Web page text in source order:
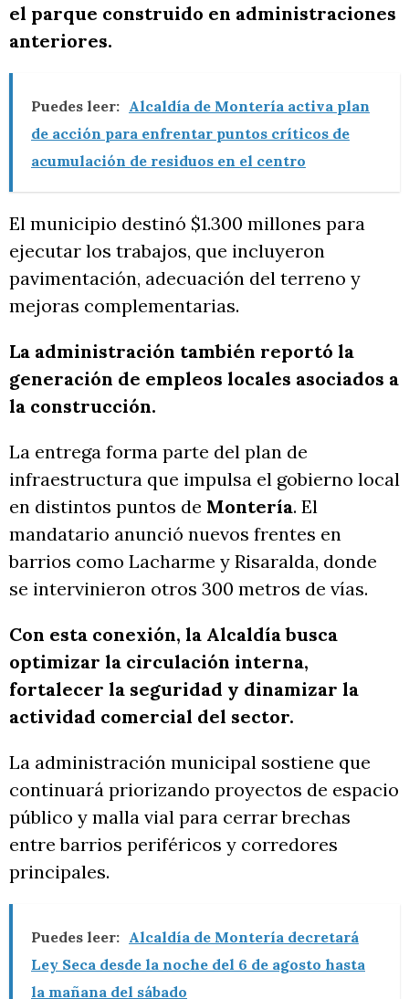
el parque construido en administraciones
anteriores.
Puedes leer: Alcaldía de Montería activa plan
de acción para enfrentar puntos críticos de
acumulación de residuos en el centro
El municipio destinó $1.300 millones para
ejecutar los trabajos, que incluyeron
pavimentación, adecuación del terreno y
mejoras complementarias.
La administración también reportó la
generación de empleos locales asociados a
la construcción.
La entrega forma parte del plan de
infraestructura que impulsa el gobierno local
en distintos puntos de Montería. El
mandatario anunció nuevos frentes en
barrios como Lacharme y Risaralda, donde
se intervinieron otros 300 metros de vías.
Con esta conexión, la Alcaldía busca
optimizar la circulación interna,
fortalecer la seguridad y dinamizar la
actividad comercial del sector.
La administración municipal sostiene que
continuará priorizando proyectos de espacio
público y malla vial para cerrar brechas
entre barrios periféricos y corredores
principales.
Puedes leer: Alcaldía de Montería decretará
Ley Seca desde la noche del 6 de agosto hasta
la mañana del sábado